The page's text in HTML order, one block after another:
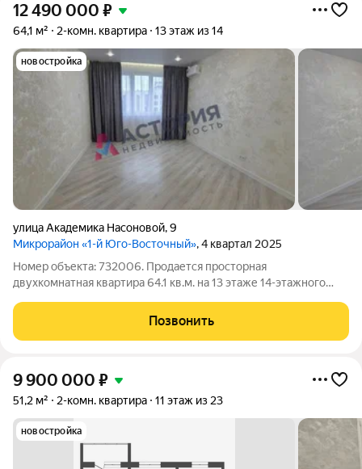
12 490 000 ₽
64,1 м² 2-комн. квартира 13 этаж из 14
новостройка
улица Академика Насоновой,9
Микрорайон «1-й Юго-Восточный», 4 квартал 2025
Номер объекта: 732006. Продается просторная
двухкомнатная квартира 64.1 кв.м. на 13 этаже 14-этажного
качество и стиль. Это идеальное пространство для
комфортной жизни, которое сейчас выглядит
Позвонить
9 900 000 ₽
51,2 м² 2-комн. квартира 11 этаж из 23
новостройка